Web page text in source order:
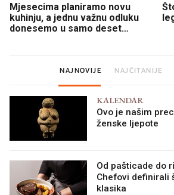
Mjesecima planiramo novu
kuhinju, a jednu važnu odluku
donesemo u samo deset
NAJNOVIJE NAJČITANIJE
KALENDAR
Ovo je našim
ženske ljepote
Od pašticade do
Chefovi definirali
klasika